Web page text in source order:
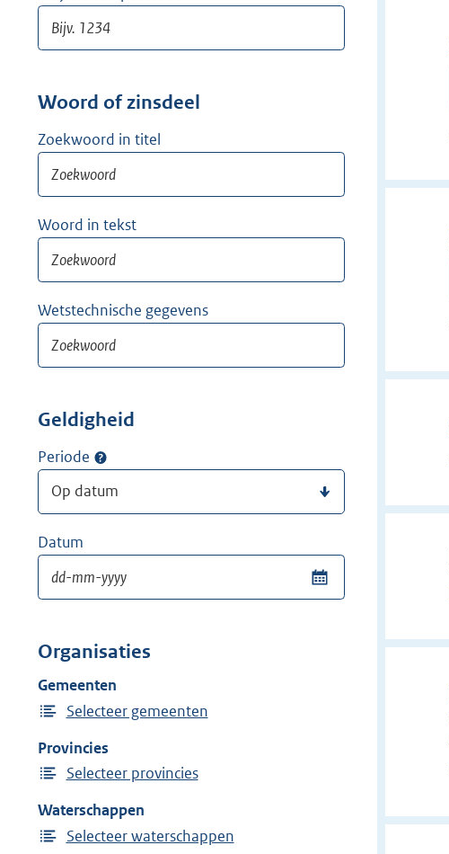
Woord of zinsdeel
Zoekwoord in titel
Woord in tekst
Wetstechnische gegevens
Geldigheid
Periode
Datum
Organisaties
Gemeenten
Selecteer gemeenten
Provincies
Selecteer provincies
Waterschappen
Selecteer waterschappen